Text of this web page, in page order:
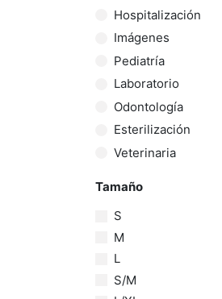
Hospitalización
Imágenes
Pediatría
Laboratorio
Odontología
Esterilización
Veterinaria
Tamaño
S
M
L
S/M